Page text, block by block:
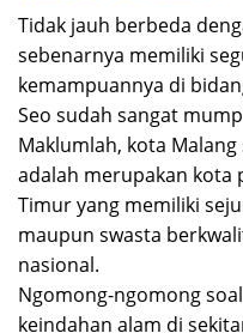
Tidak jauh berbeda
sebenarnya memiliki
kemampuannya di
Seo sudah sangat
Maklumlah, kota
adalah merupakan kota
Timur yang memiliki
maupun swasta
nasional.
Ngomong-ngomong
keindahan alam di